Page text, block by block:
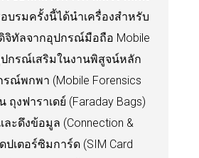
บรมครั้งนี้ได้นำเครื่องสำหรับ
ทัลจากอุปกรณ์มือถือ Mobile
ปกรณ์เสริมในงานพิสูจน์หลัก
ณ์พกพา (Mobile Forensics
ถุงฟาราเดย์ (Faraday Bags)
ะดึงข้อมูล (Connection &
ปเตอร์ซิมการ์ด (SIM Card